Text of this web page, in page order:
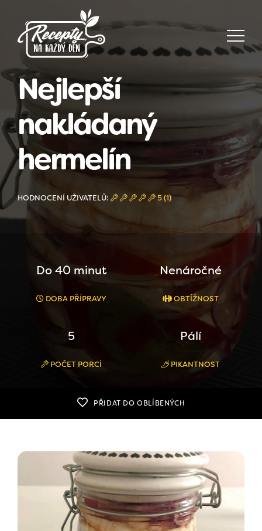
Nejlepší
nakládaný
hermelín
HODNOCENÍ UŽIVATELŮ: 5 (1)
Do 40 minut
DOBA PŘÍPRAVY
Nenáročné
OBTÍŽNOST
5
POČET PORCÍ
Pálí
PIKANTNOST
PŘIDAT DO OBLÍBENÝCH